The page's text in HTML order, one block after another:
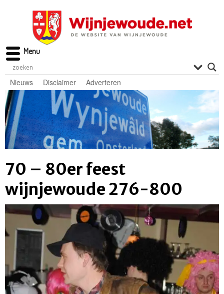
Nieuws Disclaimer Adverteren
70 – 80er feest
wijnjewoude 276-800
Menu